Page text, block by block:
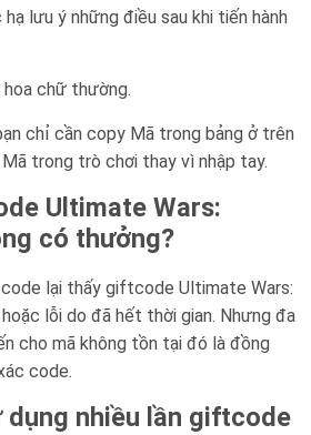
lưu ý những điều sau khi tiến hành
chữ thường.
chỉ cần copy Mã trong bảng ở trên
Mã trong trò chơi thay vì nhập tay.
Ultimate Wars:
có thưởng?
lại thấy giftcode Ultimate Wars:
lỗi do đã hết thời gian. Nhưng đa
cho mã không tồn tại đó là đồng
code.
dụng nhiều lần giftcode